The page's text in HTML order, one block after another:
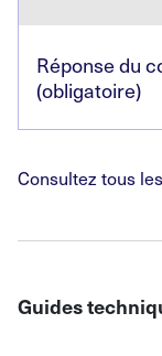
Réponse du
(obligatoire)
Consultez tous
Guides